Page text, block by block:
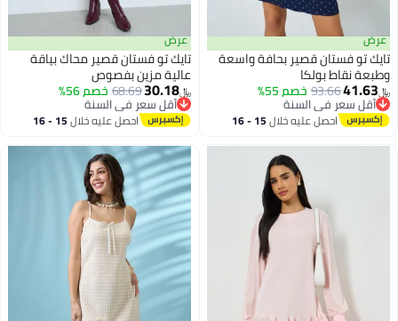
عرض
تايك تو فستان قصير بحافة واسعة
وطبعة نقاط بولكا
﷼‏41.63
93.66خصم 55%
أقل سعر في السنة
أقل سعر في السنة
احصل عليه خلال 15 - 16
عرض
تايك تو فستان قصير محاك بياقة
عالية مزين بفصوص
﷼‏30.18
68.69خصم 56%
أقل سعر في السنة
أقل سعر في السنة
احصل عليه خلال 15 - 16